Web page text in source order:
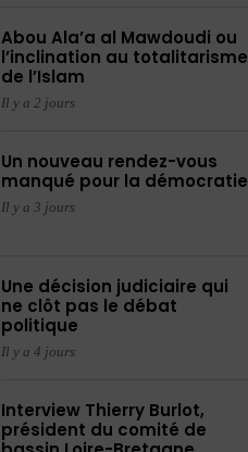
Abou Ala’a al Mawdoudi ou
l’inclination au totalitarisme
de l’Islam
Il y a 2 jours
Un nouveau rendez-vous
manqué pour la démocratie
Il y a 3 jours
Une décision judiciaire qui
ne clôt pas le débat
politique
Il y a 4 jours
Interview Thierry Burlot,
président du comité de